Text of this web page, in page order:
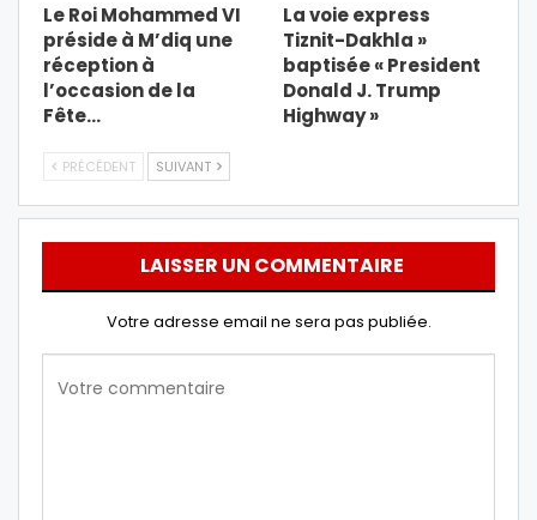
Le Roi Mohammed VI
préside à M’diq une
réception à
l’occasion de la
Fête…
La voie express
Tiznit-Dakhla »
baptisée « President
Donald J. Trump
Highway »
PRÉCÉDENT SUIVANT
LAISSER UN COMMENTAIRE
Votre adresse email ne sera pas publiée.